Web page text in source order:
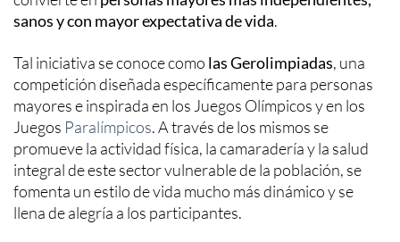
sanos y con mayor expectativa de vida.
Tal iniciativa se conoce como las Gerolimpiadas, una
competición diseñada específicamente para personas
mayores e inspirada en los Juegos Olímpicos y en los
Juegos Paralímpicos. A través de los mismos se
promueve la actividad física, la camaradería y la salud
integral de este sector vulnerable de la población, se
fomenta un estilo de vida mucho más dinámico y se
llena de alegría a los participantes.